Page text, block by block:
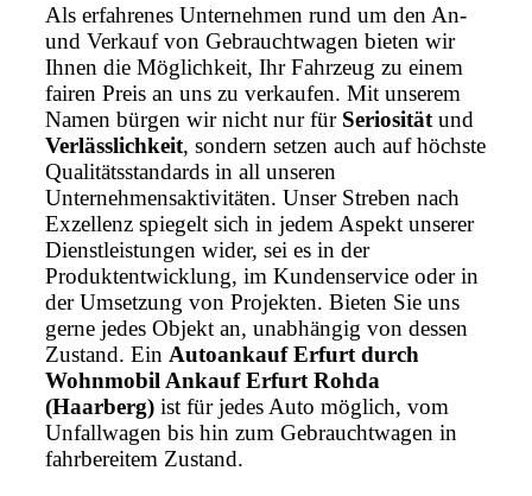
Als erfahrenes Unternehmen rund um den An-
und Verkauf von Gebrauchtwagen bieten wir
Ihnen die Möglichkeit, Ihr Fahrzeug zu einem
fairen Preis an uns zu verkaufen. Mit unserem
Namen bürgen wir nicht nur für Seriosität und
Verlässlichkeit, sondern setzen auch auf höchste
Qualitätsstandards in all unseren
Unternehmensaktivitäten. Unser Streben nach
Exzellenz spiegelt sich in jedem Aspekt unserer
Dienstleistungen wider, sei es in der
Produktentwicklung, im Kundenservice oder in
der Umsetzung von Projekten. Bieten Sie uns
gerne jedes Objekt an, unabhängig von dessen
Zustand. Ein Autoankauf Erfurt durch
Wohnmobil Ankauf Erfurt Rohda
(Haarberg) ist für jedes Auto möglich, vom
Unfallwagen bis hin zum Gebrauchtwagen in
fahrbereitem Zustand.